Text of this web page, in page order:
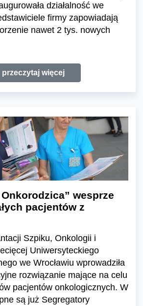
działalność we
firmy zapowiadają
nawet 2 tys. nowych
przeczytaj więcej
wesprze
pacjentów z
Szpiku, Onkologii i
Uniwersyteckiego
we Wrocławiu wprowadziła
rozwiązanie mające na celu
pacjentów onkologicznych. W
są już Segregatory